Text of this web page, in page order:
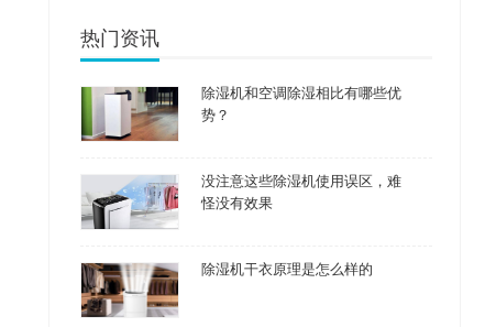
热门资讯
除湿机和空调除湿相比有哪些优
势？
没注意这些除湿机使用误区，难
怪没有效果
除湿机干衣原理是怎么样的